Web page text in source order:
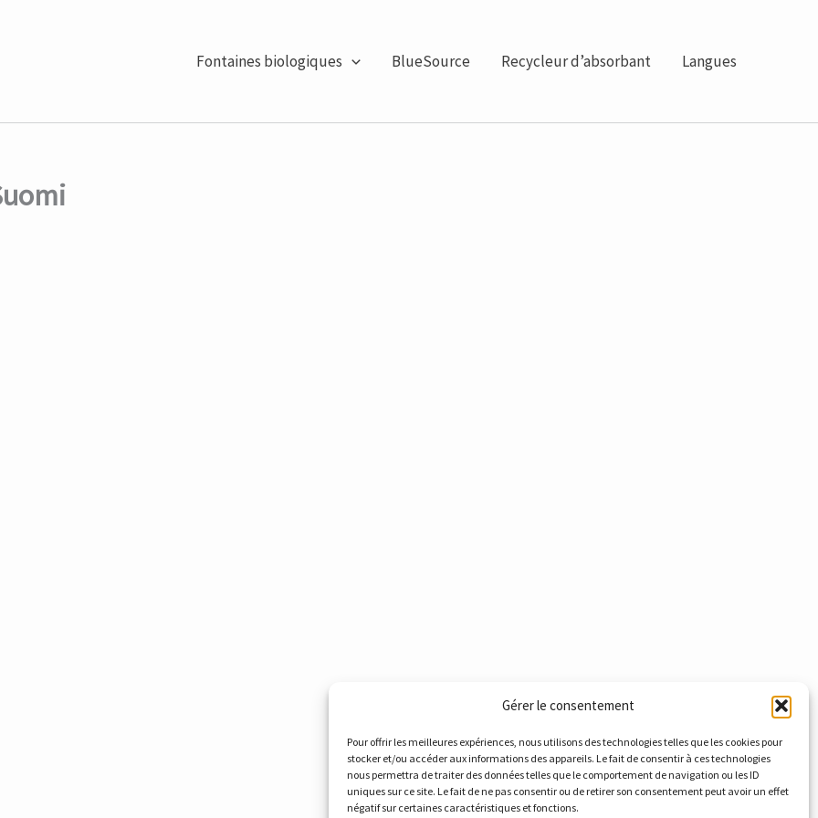
Gérer le consentement
Pour offrir les meilleures expériences, nous utilisons des technologies telles que les cookies pour
stocker et/ou accéder aux informations des appareils. Le fait de consentir à ces technologies
nous permettra de traiter des données telles que le comportement de navigation ou les ID
uniques sur ce site. Le fait de ne pas consentir ou de retirer son consentement peut avoir un effet
négatif sur certaines caractéristiques et fonctions.
Fontaines biologiques BlueSource Recycleur d’absorbant Langues